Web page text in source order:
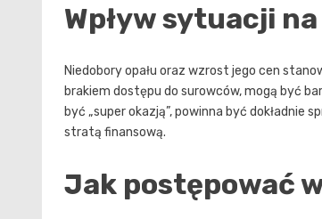
Wpływ sytuacji
Niedobory opału oraz wzrost jego cen
brakiem dostępu do surowców, mogą być
być „super okazją”, powinna być
stratą finansową.
Jak postępować